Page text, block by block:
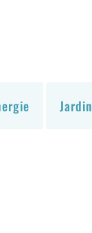
Jardin